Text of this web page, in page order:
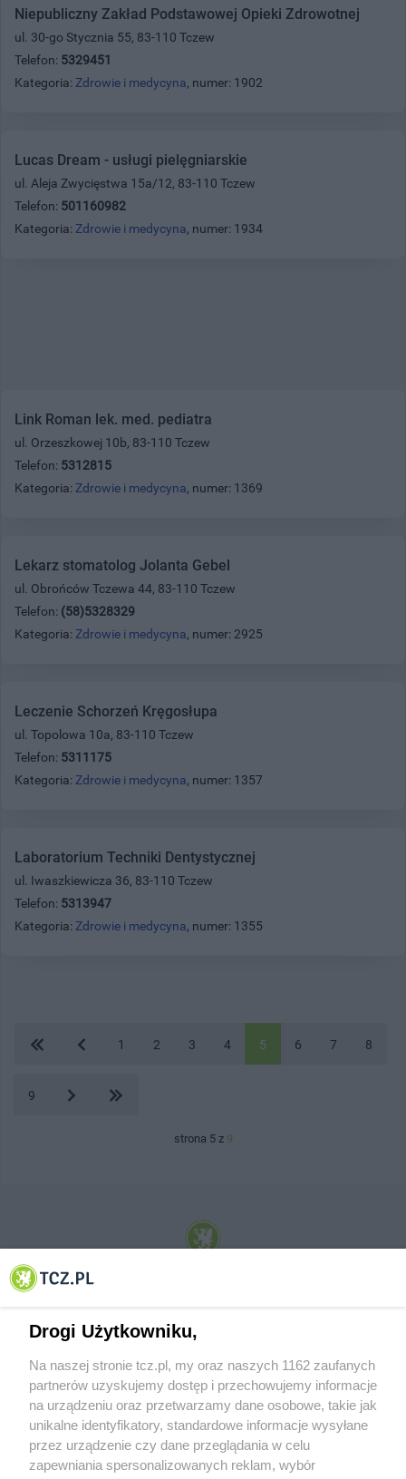
Niepubliczny Zakład Podstawowej Opieki Zdrowotnej
ul. 30-go Stycznia 55, 83-110 Tczew
Telefon: 5329451
Kategoria: Zdrowie i medycyna, numer: 1902
Lucas Dream - usługi pielęgniarskie
ul. Aleja Zwycięstwa 15a/12, 83-110 Tczew
Telefon: 501160982
Kategoria: Zdrowie i medycyna, numer: 1934
Link Roman lek. med. pediatra
ul. Orzeszkowej 10b, 83-110 Tczew
Telefon: 5312815
Kategoria: Zdrowie i medycyna, numer: 1369
Lekarz stomatolog Jolanta Gebel
ul. Obrońców Tczewa 44, 83-110 Tczew
Telefon: (58)5328329
Kategoria: Zdrowie i medycyna, numer: 2925
Leczenie Schorzeń Kręgosłupa
ul. Topolowa 10a, 83-110 Tczew
Telefon: 5311175
Kategoria: Zdrowie i medycyna, numer: 1357
Laboratorium Techniki Dentystycznej
ul. Iwaszkiewicza 36, 83-110 Tczew
Telefon: 5313947
Kategoria: Zdrowie i medycyna, numer: 1355
1 2 3 4 5 6 7 8
9
strona 5 z 9
© 2001-2026 Tczew - TCZ.PL Sp. z o.o. Internetowy Serwis Informacyjny Miasta
O FIRMIE POLITYKA PRYWATNOŚCI HOSTING
Drogi Użytkowniku,
Na naszej stronie tcz.pl, my oraz naszych 1162 zaufanych
partnerów uzyskujemy dostęp i przechowujemy informacje
na urządzeniu oraz przetwarzamy dane osobowe, takie jak
unikalne identyfikatory, standardowe informacje wysyłane
przez urządzenie czy dane przeglądania w celu
zapewniania spersonalizowanych reklam, wybór